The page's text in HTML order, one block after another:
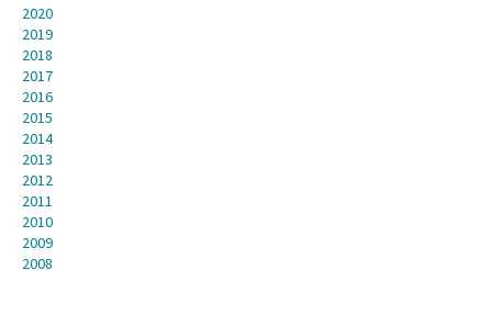
2020
2019
2018
2017
2016
2015
2014
2013
2012
2011
2010
2009
2008